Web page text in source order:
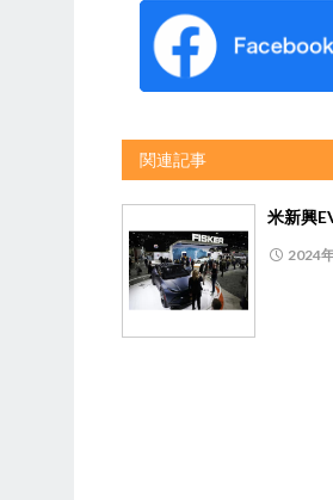
関連記事
米新興
2024